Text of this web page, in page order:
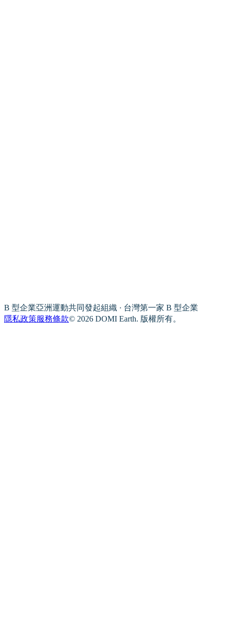
B 型企業亞洲運動共同發起組織 · 台灣第一家 B 型企業
隱私政策服務條款© 2026 DOMI Earth. 版權所有。